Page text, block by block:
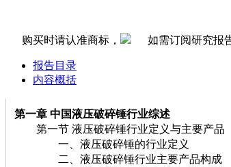
购买时请认准商标， 如需订阅研究报
报告目录
内容概括
第一章 中国液压破碎锤行业综述
第一节 液压破碎锤行业定义与主要产品
一、液压破碎锤的行业定义
二、液压破碎锤行业主要产品构成